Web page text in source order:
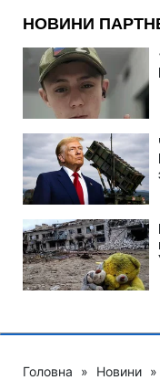
Головна » Новини »